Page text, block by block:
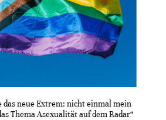
das neue Extrem: nicht einmal mein
Thema Asexualität auf dem Radar“